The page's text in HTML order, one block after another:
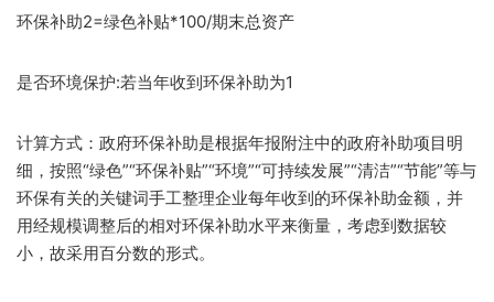
环保补助2=绿色补贴*100/期末总资产
是否环境保护:若当年收到环保补助为1
计算方式：政府环保补助是根据年报附注中的政府补助项目明
细，按照“绿色”“环保补贴”“环境”“可持续发展”“清洁”“节能”等与
环保有关的关键词手工整理企业每年收到的环保补助金额，并
用经规模调整后的相对环保补助水平来衡量，考虑到数据较
小，故采用百分数的形式。